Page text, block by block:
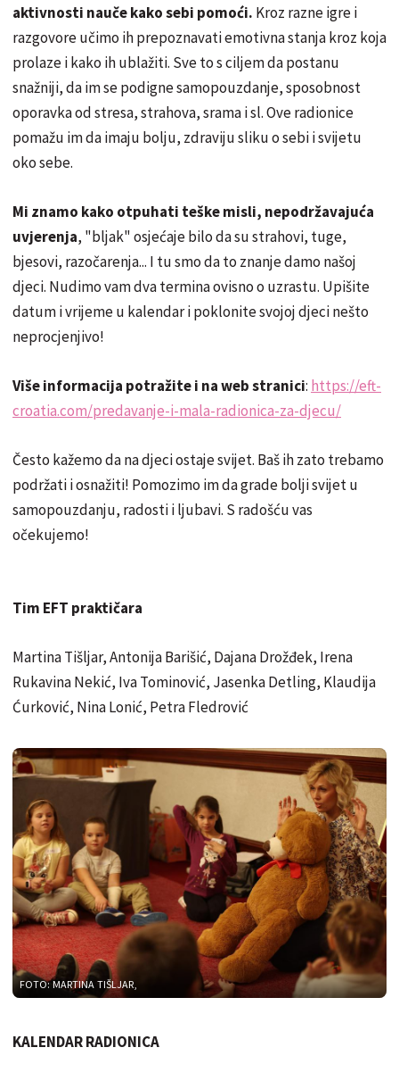
aktivnosti nauče kako sebi pomoći. Kroz razne igre i
razgovore učimo ih prepoznavati emotivna stanja kroz koja
prolaze i kako ih ublažiti. Sve to s ciljem da postanu
snažniji, da im se podigne samopouzdanje, sposobnost
oporavka od stresa, strahova, srama i sl. Ove radionice
pomažu im da imaju bolju, zdraviju sliku o sebi i svijetu
oko sebe.
Mi znamo kako otpuhati teške misli, nepodržavajuća
uvjerenja, "bljak" osjećaje bilo da su strahovi, tuge,
bjesovi, razočarenja... I tu smo da to znanje damo našoj
djeci. Nudimo vam dva termina ovisno o uzrastu. Upišite
datum i vrijeme u kalendar i poklonite svojoj djeci nešto
neprocjenjivo!
Više informacija potražite i na web stranici: https://eft-
croatia.com/predavanje-i-mala-radionica-za-djecu/
Često kažemo da na djeci ostaje svijet. Baš ih zato trebamo
podržati i osnažiti! Pomozimo im da grade bolji svijet u
samopouzdanju, radosti i ljubavi. S radošću vas
očekujemo!
Tim EFT praktičara
Martina Tišljar, Antonija Barišić, Dajana Drožđek, Irena
Rukavina Nekić, Iva Tominović, Jasenka Detling, Klaudija
Ćurković, Nina Lonić, Petra Fledrović
FOTO: MARTINA TIŠLJAR,
KALENDAR RADIONICA